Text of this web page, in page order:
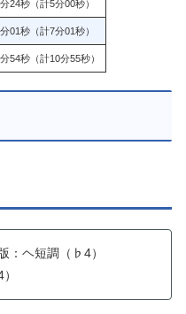
24秒（計5分00秒）
01秒（計7分01秒）
54秒（計10分55秒）
ヘ短調（♭4）